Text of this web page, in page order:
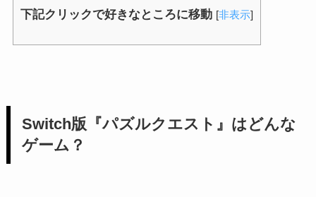
下記クリックで好きなところに移動 [非表示]
Switch版『パズルクエスト』はどんな
ゲーム？